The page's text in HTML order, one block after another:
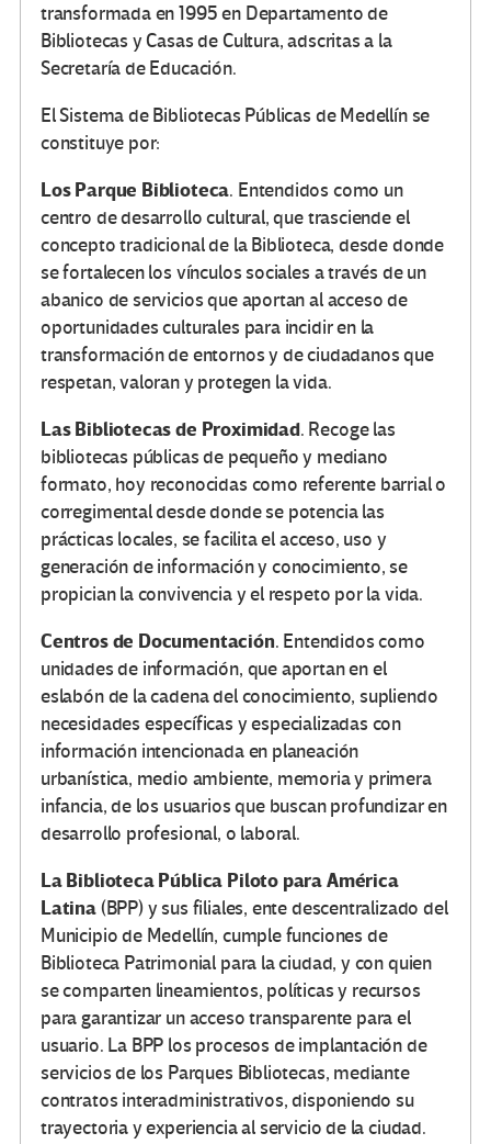
transformada en 1995 en Departamento de
Bibliotecas y Casas de Cultura, adscritas a la
Secretaría de Educación.
El Sistema de Bibliotecas Públicas de Medellín se
constituye por:
Los Parque Biblioteca. Entendidos como un
centro de desarrollo cultural, que trasciende el
concepto tradicional de la Biblioteca, desde donde
se fortalecen los vínculos sociales a través de un
abanico de servicios que aportan al acceso de
oportunidades culturales para incidir en la
transformación de entornos y de ciudadanos que
respetan, valoran y protegen la vida.
Las Bibliotecas de Proximidad. Recoge las
bibliotecas públicas de pequeño y mediano
formato, hoy reconocidas como referente barrial o
corregimental desde donde se potencia las
prácticas locales, se facilita el acceso, uso y
generación de información y conocimiento, se
propician la convivencia y el respeto por la vida.
Centros de Documentación. Entendidos como
unidades de información, que aportan en el
eslabón de la cadena del conocimiento, supliendo
necesidades específicas y especializadas con
información intencionada en planeación
urbanística, medio ambiente, memoria y primera
infancia, de los usuarios que buscan profundizar en
desarrollo profesional, o laboral.
La Biblioteca Pública Piloto para América
Latina(BPP) y sus filiales, ente descentralizado del
Municipio de Medellín, cumple funciones de
Biblioteca Patrimonial para la ciudad, y con quien
se comparten lineamientos, políticas y recursos
para garantizar un acceso transparente para el
usuario. La BPP los procesos de implantación de
servicios de los Parques Bibliotecas, mediante
contratos interadministrativos, disponiendo su
trayectoria y experiencia al servicio de la ciudad.